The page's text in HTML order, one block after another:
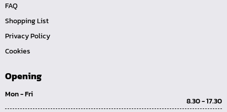
คีมหนีบ-ถ่างแหวน
คีมปากนกแก้ว,​คีมตัดตะปู
คีมปากแหลม
คีมคอม้า
คีมปากจิ้งจก
FAQ
Shopping List
Privacy Policy
Cookies
Opening
Mon - Fri
8.30 - 17.30